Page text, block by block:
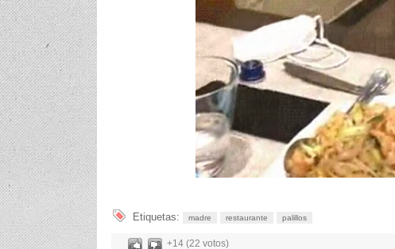
Etiquetas: madre restaurante palillos
+14 (22 votos)